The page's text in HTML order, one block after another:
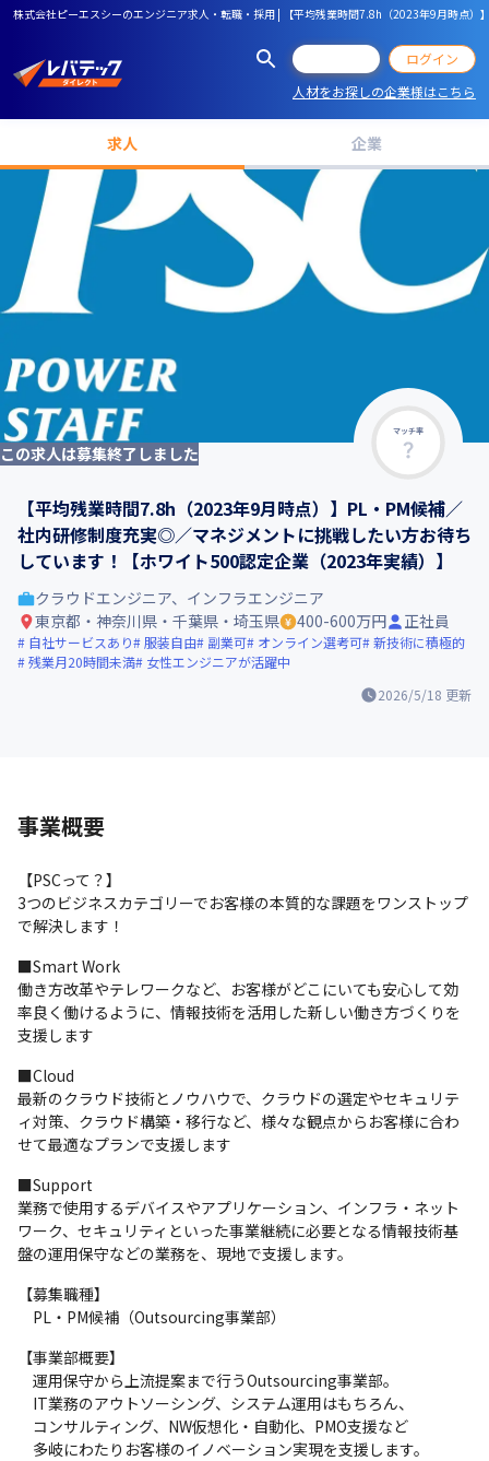
株式会社ピーエスシーのエンジニア求人・転職・採用 | 【平均残業時間7.8h（2023年9月時点
ログイン
人材をお探しの企業様はこちら
求人 企業
マッチ率
この求人は募集終了しました
【平均残業時間7.8h（2023年9月時点）】PL・PM候補／
社内研修制度充実◎／マネジメントに挑戦したい方お待ち
しています！【ホワイト500認定企業（2023年実績）】
2026/5/18 更新
クラウドエンジニア、インフラエンジニア
東京都・神奈川県・千葉県・埼玉県
400-600万円 正社員
自社サービスあり 服装自由 副業可 オンライン選考可 新技術に積極的
残業月20時間未満
女性エンジニアが活躍中
事業概要
【PSCって？】
3つのビジネスカテゴリーでお客様の本質的な課題をワンストップ
で解決します！
■Smart Work
働き方改革やテレワークなど、お客様がどこにいても安心して効
率良く働けるように、情報技術を活用した新しい働き方づくりを
支援します
■Cloud
最新のクラウド技術とノウハウで、クラウドの選定やセキュリテ
ィ対策、クラウド構築・移行など、様々な観点からお客様に合わ
せて最適なプランで支援します
■Support
業務で使用するデバイスやアプリケーション、インフラ・ネット
ワーク、セキュリティといった事業継続に必要となる情報技術基
盤の運用保守などの業務を、現地で支援します。
【募集職種】
PL・PM候補（Outsourcing事業部）
【事業部概要】
運用保守から上流提案まで行うOutsourcing事業部。
IT業務のアウトソーシング、システム運用はもちろん、
コンサルティング、NW仮想化・自動化、PMO支援など
多岐にわたりお客様のイノベーション実現を支援します。